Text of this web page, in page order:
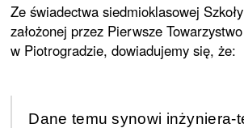
Ze świadectwa siedmioklasowej
założonej przez Pierwsze
w Piotrogradzie, dowiadujemy się, że:
Dane temu synowi inżyniera-